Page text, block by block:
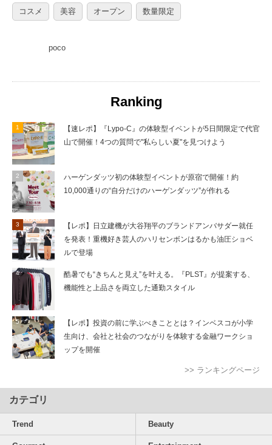
コスメ 美容 オープン 数量限定
poco
Ranking
【速レポ】『Lypo-C』の体験型イベントが5日間限定で代官
山で開催！4つの質問で"私らしい夏"を見つけよう
ハーゲンダッツ初の体験型イベントが原宿で開催！約
10,000通りの“自分だけのハーゲンダッツ”が作れる
【レポ】日立建機が大谷翔平のブランドアンバサダー就任
を発表！重機好き芸人のハリセンボンはるかも油圧ショベ
ルで登場
酷暑でも“きちんと見え”を叶える。『PLST』が提案する、
機能性と上品さを両立した通勤スタイル
【レポ】投資の前に学ぶべきこととは？インベスコが小学
生向け、会社と社会のつながりを体験する金融ワークショ
ップを開催
>> ランキングページ
カテゴリ
Trend Beauty